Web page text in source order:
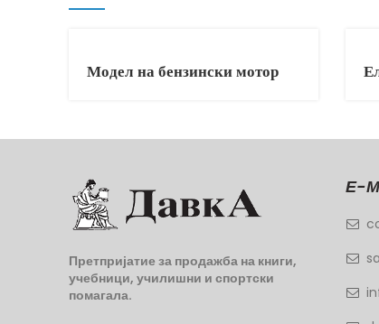
Модел на бензински мотор
Претпријатие за продажба на книги,
учебници, училишни и спортски
помагала.
Е-